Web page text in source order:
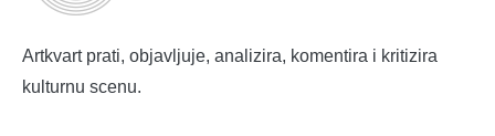
Artkvart prati, objavljuje, analizira, komentira i kritizira
kulturnu scenu.